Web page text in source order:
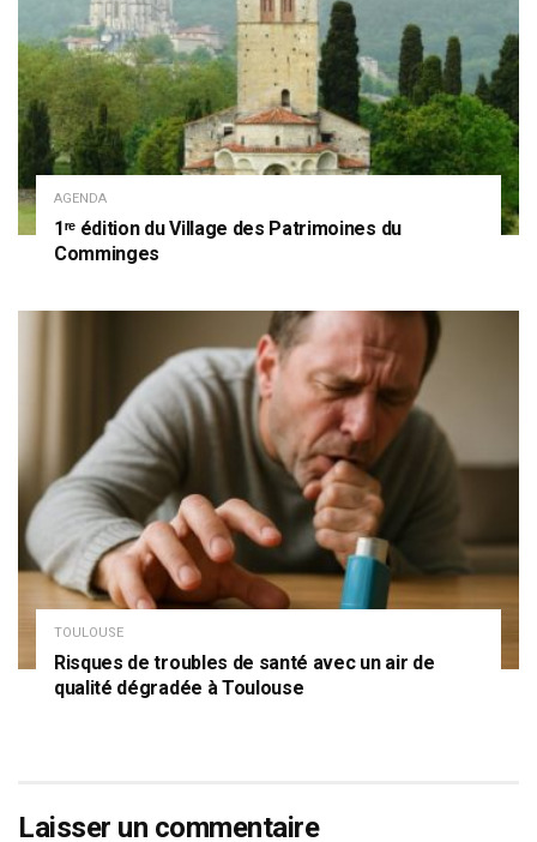
AGENDA
1ʳᵉ édition du Village des Patrimoines du
Comminges
TOULOUSE
Risques de troubles de santé avec un air de
qualité dégradée à Toulouse
Laisser un commentaire